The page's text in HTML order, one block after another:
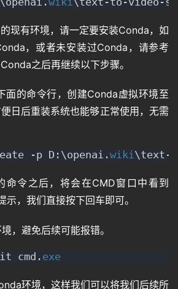
现有环境，请一定要安装Conda，如
，或者未安装过Conda，请参考
之后再继续以下步骤。
面的命令行，创建Conda虚拟环境至
日后重装系统也能够正常使用，无需
-p D:\openai.wiki\text-
命令之后，将会在CMD窗口中看到
示，我们直接按下回车即可。
，避免后续可能报错。
cmd. exe
环境，这样我们可以将我们后续所